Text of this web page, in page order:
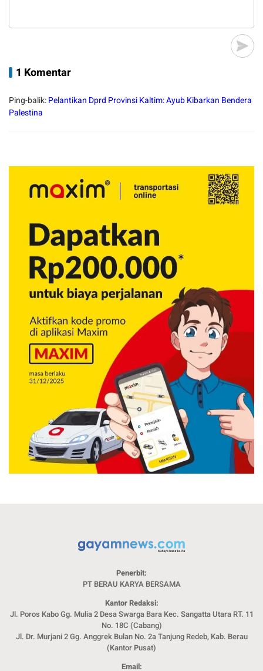
1 Komentar
Ping-balik:Pelantikan Dprd Provinsi Kaltim: Ayub Kibarkan Bendera
Palestina
Penerbit:
PT BERAU KARYA BERSAMA
Kantor Redaksi:
Jl. Poros Kabo Gg. Mulia 2 Desa Swarga Bara Kec. Sangatta Utara RT. 11
No. 18C (Cabang)
Jl. Dr. Murjani 2 Gg. Anggrek Bulan No. 2a Tanjung Redeb, Kab. Berau
(Kantor Pusat)
Email: